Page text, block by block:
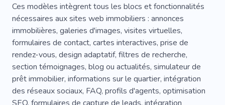
Solution
Déménagement
Tournée
Équipements
Finance
Spécialiste
Expérience Ventes
Chalet
Évaluation
Nevada
Nourriture
Passer La Nuit
Location De Salle
Ces modèles intègrent tous les blocs et fonctionnalités
nécessaires aux sites web immobiliers : annonces
immobilières, galeries d'images, visites virtuelles,
formulaires de contact, cartes interactives, prise de
rendez-vous, design adaptatif, filtres de recherche,
section témoignages, blog ou actualités, simulateur de
prêt immobilier, informations sur le quartier, intégration
des réseaux sociaux, FAQ, profils d'agents, optimisation